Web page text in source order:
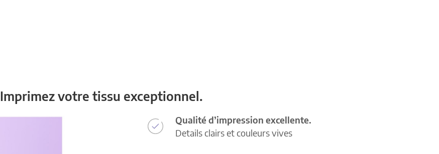
Imprimez votre tissu exceptionnel.
Qualité d’impression excellente.
Details clairs et couleurs vives